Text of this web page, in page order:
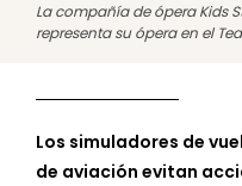
La compañía de ópera Kids
representa su ópera en el
Los simuladores de
de aviación evitan